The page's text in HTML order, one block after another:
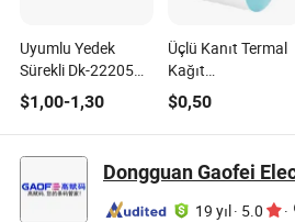
Uyumlu Yedek
Sürekli Dk-22205
Üçlü Kanıt Termal
Etiketler Rulosu
Brother Yazıcı için
$1,00-1,30
Üçlü Kanıt Termal
Kağıt
100mmx150mm
4inchx6inch
Yapışkan Zebra
$0,50
19 yıl· 5.0 ·